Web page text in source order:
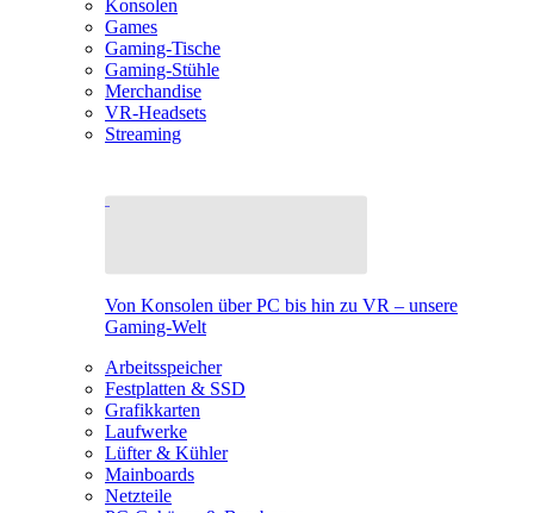
Konsolen
Games
Gaming-Tische
Gaming-Stühle
Merchandise
VR-Headsets
Streaming
Von Konsolen über PC bis hin zu VR – unsere
Gaming-Welt
Arbeitsspeicher
Festplatten & SSD
Grafikkarten
Laufwerke
Lüfter & Kühler
Mainboards
Netzteile